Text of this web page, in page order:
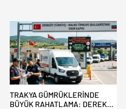
TRAKYA GÜMRÜKLERİNDE
BÜYÜK RAHATLAMA: DEREKÖY